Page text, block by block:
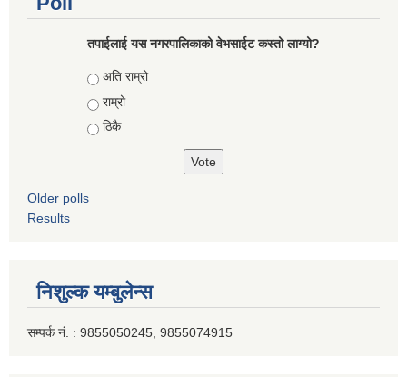
तपाईलाई यस नगरपालिकाको वेभसाईट कस्तो लाग्यो?
Choices
अति राम्रो
राम्रो
ठिकै
Older polls
Results
निशुल्क यम्बुलेन्स
सम्पर्क नं. : 9855050245, 9855074915